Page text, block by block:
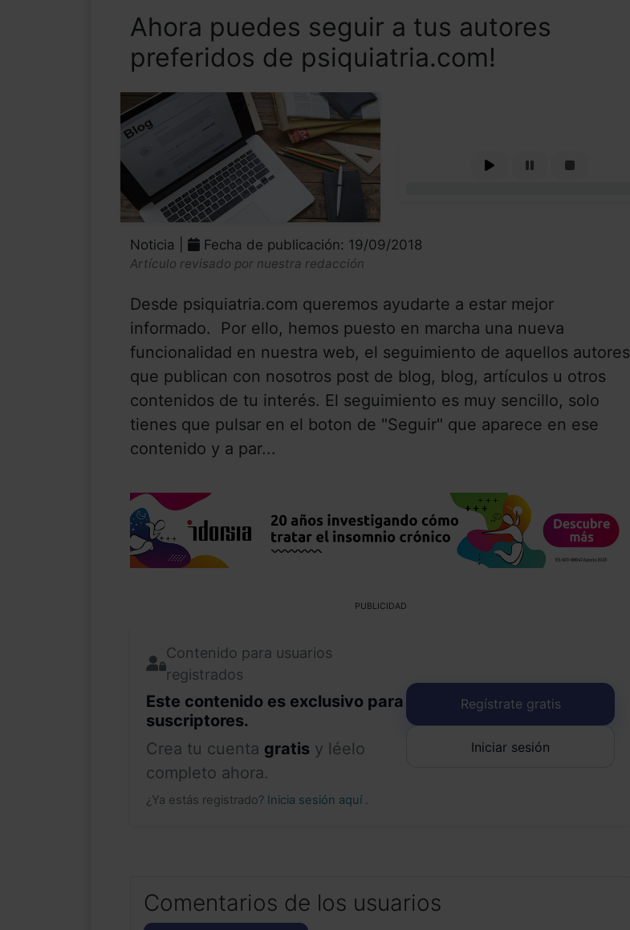
Ahora puedes seguir a tus autores
preferidos de psiquiatria.com!
Noticia | Fecha de publicación: 19/09/2018
Artículo revisado por nuestra redacción
Desde psiquiatria.com queremos ayudarte a estar mejor
informado. Por ello, hemos puesto en marcha una nueva
funcionalidad en nuestra web, el seguimiento de aquellos autores
que publican con nosotros post de blog, blog, artículos u otros
contenidos de tu interés. El seguimiento es muy sencillo, solo
tienes que pulsar en el boton de "Seguir" que aparece en ese
contenido y a par...
PUBLICIDAD
Contenido para usuarios
registrados
Este contenido es exclusivo para
suscriptores.
Crea tu cuenta gratis y léelo
completo ahora.
¿Ya estás registrado? Inicia sesión aquí .
Regístrate gratis
Iniciar sesión
Comentarios de los usuarios